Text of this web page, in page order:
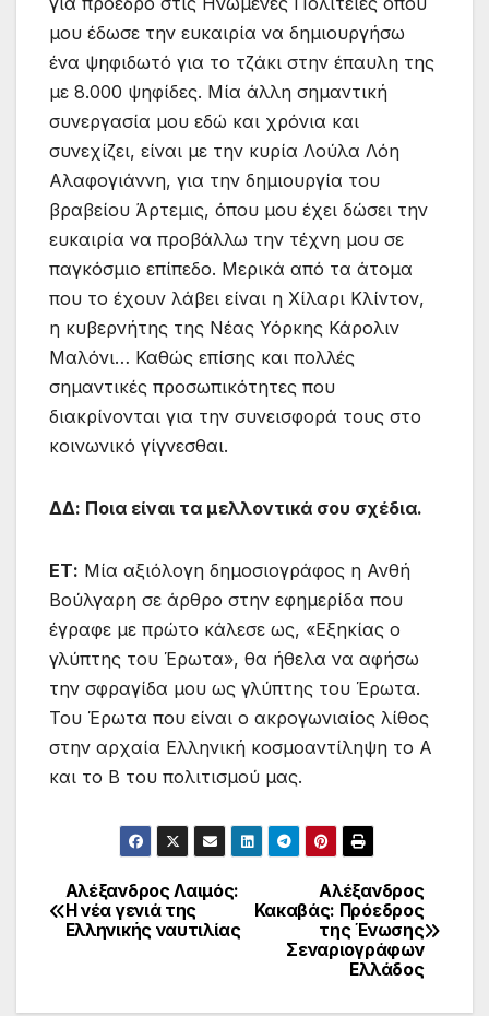
μου έδωσε την ευκαιρία να δημιουργήσω
ένα ψηφιδωτό για το τζάκι στην έπαυλη της
με 8.000 ψηφίδες. Μία άλλη σημαντική
συνεργασία μου εδώ και χρόνια και
συνεχίζει, είναι με την κυρία Λούλα Λόη
Αλαφογιάννη, για την δημιουργία του
βραβείου Άρτεμις, όπου μου έχει δώσει την
ευκαιρία να προβάλλω την τέχνη μου σε
παγκόσμιο επίπεδο. Μερικά από τα άτομα
που το έχουν λάβει είναι η Χίλαρι Κλίντον,
η κυβερνήτης της Νέας Υόρκης Κάρολιν
Μαλόνι… Καθώς επίσης και πολλές
σημαντικές προσωπικότητες που
διακρίνονται για την συνεισφορά τους στο
κοινωνικό γίγνεσθαι.
ΔΔ: Ποια είναι τα μελλοντικά σου σχέδια.
ΕΤ: Μία αξιόλογη δημοσιογράφος η Ανθή
Βούλγαρη σε άρθρο στην εφημερίδα που
έγραφε με πρώτο κάλεσε ως, «Εξηκίας ο
γλύπτης του Έρωτα», θα ήθελα να αφήσω
την σφραγίδα μου ως γλύπτης του Έρωτα.
Του Έρωτα που είναι ο ακρογωνιαίος λίθος
στην αρχαία Ελληνική κοσμοαντίληψη το Α
και το Β του πολιτισμού μας.
Πλοήγηση
άρθρων
Αλέξανδρος
Κακαβάς: Πρόεδρος
της Ένωσης
Σεναριογράφων
Ελλάδος
Αλέξανδρος Λαιμός:
Η νέα γενιά της
Ελληνικής ναυτιλίας